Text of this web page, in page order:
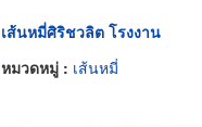
เส้นหมี่ศิริชวลิต โรงงาน
หมวดหมู่ : เส้นหมี่